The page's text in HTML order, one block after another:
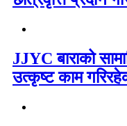
JJYC बाराको
उत्कृष्ट काम